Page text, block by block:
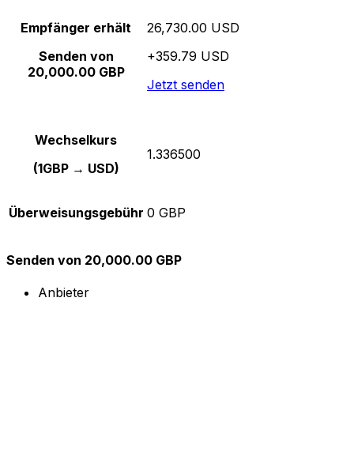
Empfänger erhält
Senden von
20,000.00 GBP
26,730.00 USD
+359.79 USD
Jetzt senden
Wechselkurs
(1GBP → USD)
1.336500
Überweisungsgebühr 0 GBP
Senden von 20,000.00 GBP
Anbieter